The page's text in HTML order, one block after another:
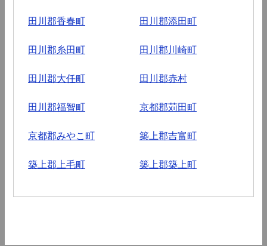
田川郡香春町 田川郡添田町
田川郡糸田町 田川郡川崎町
田川郡大任町 田川郡赤村
田川郡福智町 京都郡苅田町
京都郡みやこ町 築上郡吉富町
築上郡上毛町 築上郡築上町